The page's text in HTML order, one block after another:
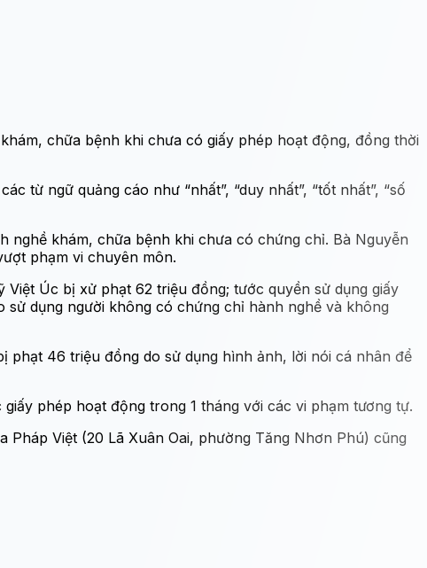
chữa bệnh khi chưa có giấy phép hoạt động, đồng thời
từ ngữ quảng cáo như “nhất”, “duy nhất”, “tốt nhất”, “số
khám, chữa bệnh khi chưa có chứng chỉ. Bà Nguyễn
phạm vi chuyên môn.
Úc bị xử phạt 62 triệu đồng; tước quyền sử dụng giấy
dụng người không có chứng chỉ hành nghề và không
phạt 46 triệu đồng do sử dụng hình ảnh, lời nói cá nhân để
phép hoạt động trong 1 tháng với các vi phạm tương tự.
Việt (20 Lã Xuân Oai, phường Tăng Nhơn Phú) cũng